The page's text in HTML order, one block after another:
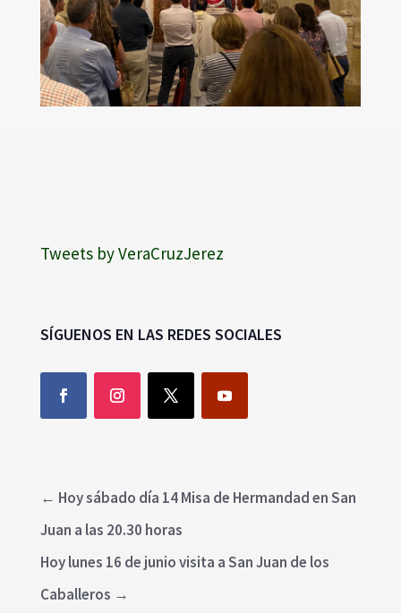
Tweets by VeraCruzJerez
SÍGUENOS EN LAS REDES SOCIALES
← Hoy sábado día 14 Misa de Hermandad en San
Juan a las 20.30 horas
Hoy lunes 16 de junio visita a San Juan de los
Caballeros →